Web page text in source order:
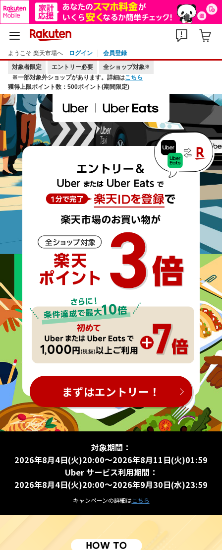
ようこそ 楽天市場へ ログイン
会員登録
対象者限定
エントリー必要 全ショップ対象※
※一部対象外ショップがあります。詳細はこちら
獲得上限ポイント数：500ポイント(期間限定)
まずはエントリー！
対象期間：
2026年8月4日(火)20:00～2026年8月11日(火)01:59
Uber サービス利用期間：
2026年8月4日(火)20:00～2026年9月30日(水)23:59
キャンペーンの詳細はこちら